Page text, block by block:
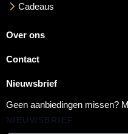
Cadeaus
Over ons
Contact
Nieuwsbrief
Geen aanbiedingen missen?
NIEUWSBRIEF